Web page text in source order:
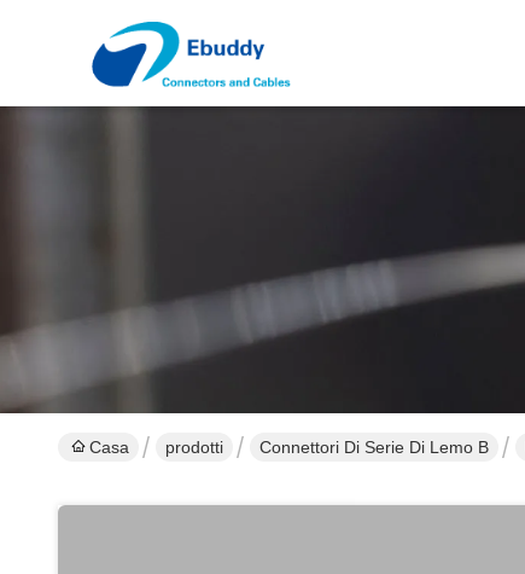
Casa prodotti Connettori Di Serie Di Lemo B